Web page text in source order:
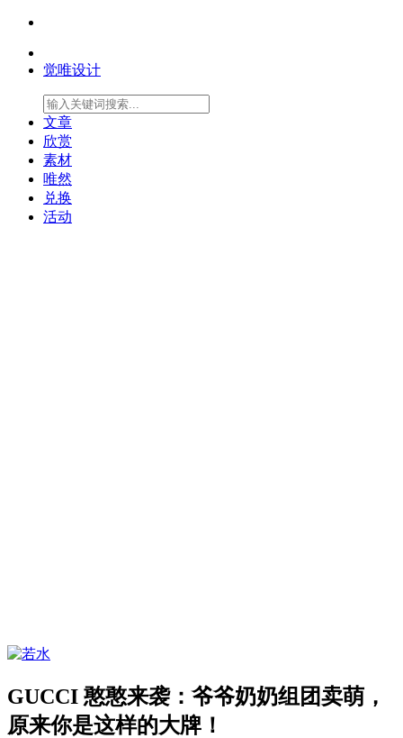
觉唯设计
文章
欣赏
素材
唯然
兑换
活动
GUCCI 憨憨来袭：爷爷奶奶组团卖萌，
原来你是这样的大牌！